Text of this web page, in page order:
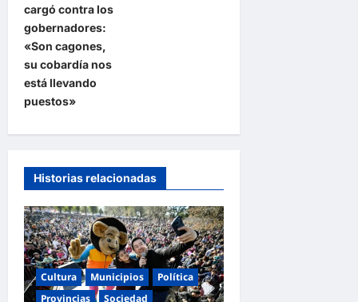
c
i
ó
n
d
e
e
n
t
r
a
d
cargó contra los
gobernadores:
«Son cagones,
su cobardía nos
está llevando
puestos»
Historias relacionadas
Cultura Municipios
Política
Provincias
Sociedad